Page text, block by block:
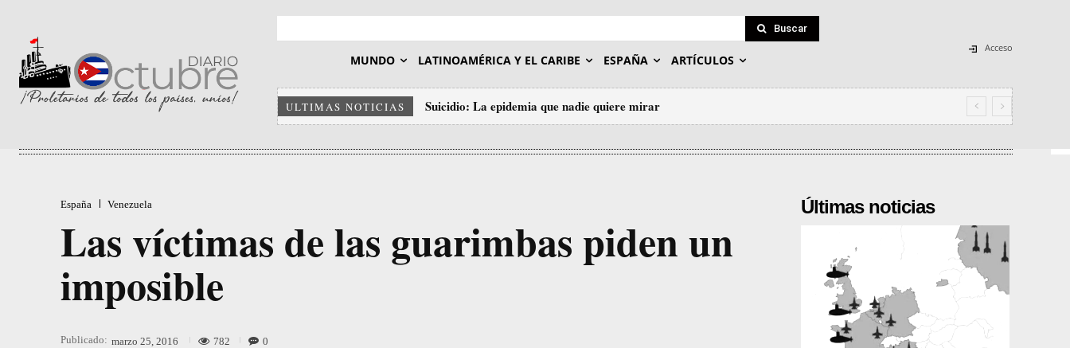
Buscar
MUNDO LATINOAMÉRICA Y EL CARIBE ESPAÑA ARTÍCULOS
Acceso
ULTIMAS NOTICIAS Suicidio: La epidemia que nadie quiere mirar
España Venezuela
Las víctimas de las guarimbas piden un
imposible
Publicado: marzo 25, 2016 782 0
Últimas noticias